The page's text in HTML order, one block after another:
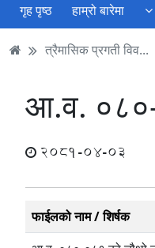
गृह पृष्ठ हाम्रो बारेमा
त्रैमासिक प्रगती विव...
आ.व. ०८०-
2081-04-03
फाईलको नाम / शिर्षक